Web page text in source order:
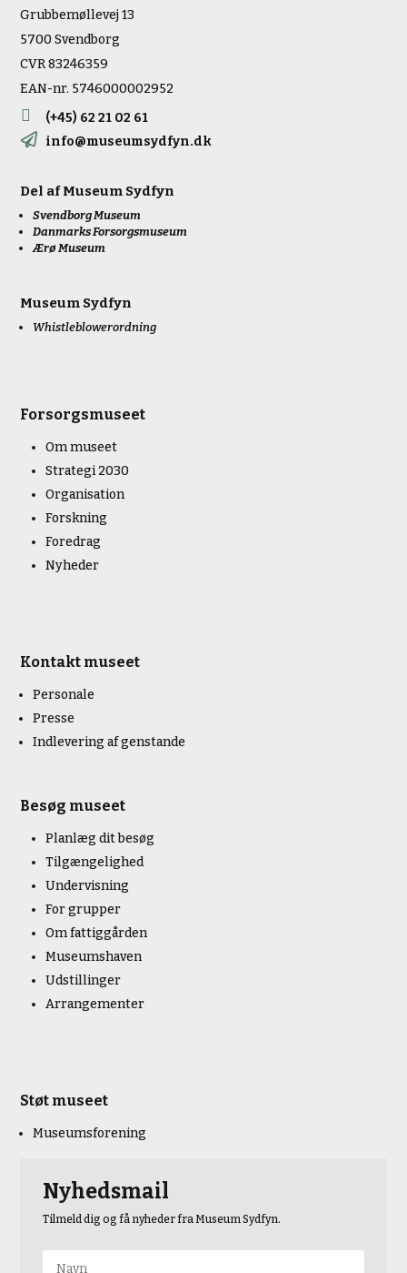
Grubbemøllevej 13
5700 Svendborg
CVR 83246359
EAN-nr. 5746000002952
 (+45) 62 21 02 61
 info@museumsydfyn.dk
Del afMuseum Sydfyn
Svendborg Museum
Danmarks Forsorgsmuseum
Ærø Museum
Museum Sydfyn
Whistleblowerordning
Forsorgsmuseet
Om museet
Strategi 2030
Organisation
Forskning
Foredrag
Nyheder
Kontakt museet
Personale
Presse
Indlevering af genstande
Besøg museet
Planlæg dit besøg
Tilgængelighed
Undervisning
For grupper
Om fattiggården
Museumshaven
Udstillinger
Arrangementer
Støt museet
Museumsforening
Nyhedsmail
Tilmeld dig og få nyheder fra Museum Sydfyn.